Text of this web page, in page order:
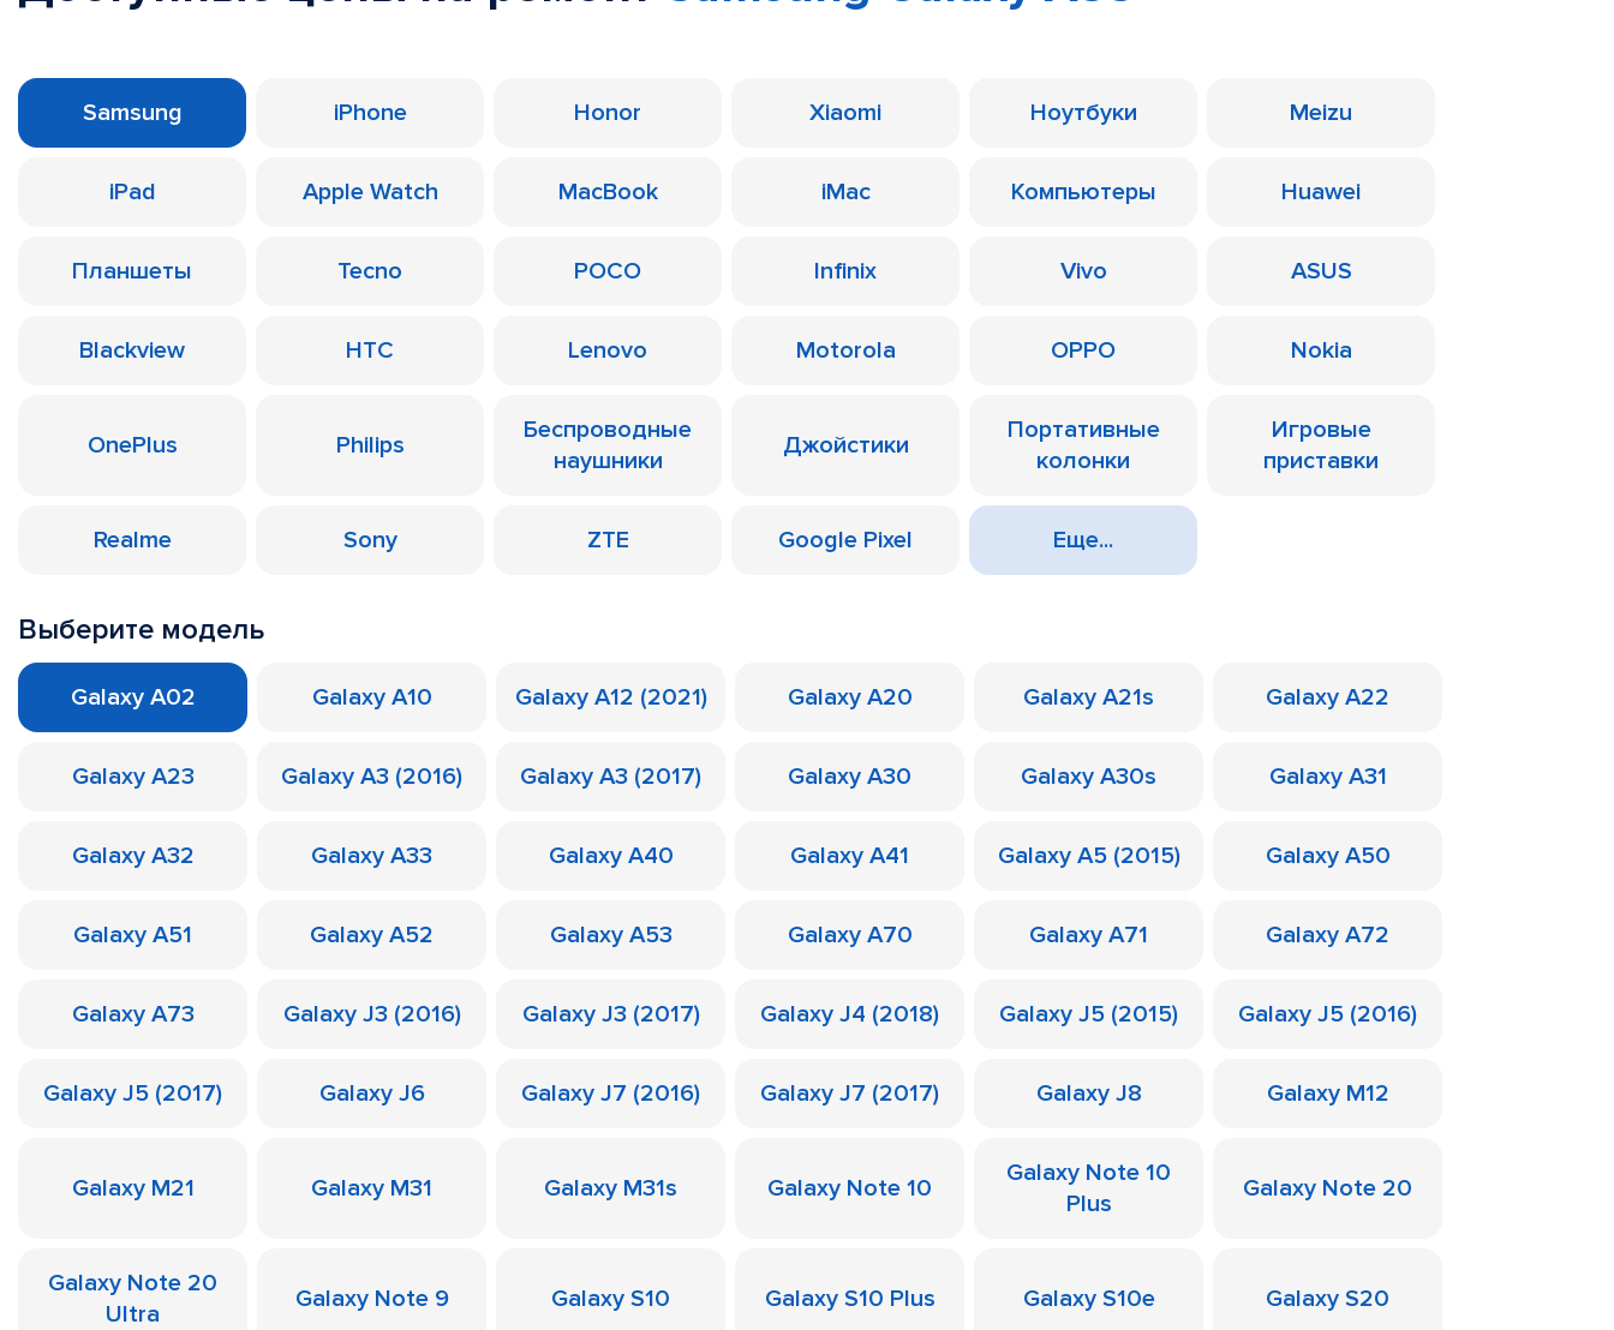
Samsung iPhone Honor Xiaomi Ноутбуки Meizu
iPad Apple Watch MacBook iMac Компьютеры Huawei
Планшеты Tecno POCO Infinix Vivo ASUS
Blackview HTC Lenovo Motorola OPPO Nokia
OnePlus Philips
Беспроводные
наушники
Джойстики
Портативные
колонки
Игровые
приставки
Realme Sony ZTE Google Pixel Еще...
Выберите модель
Galaxy A02 Galaxy A10 Galaxy A12 (2021) Galaxy A20 Galaxy A21s Galaxy A22
Galaxy A23 Galaxy A3 (2016) Galaxy A3 (2017) Galaxy A30 Galaxy A30s Galaxy A31
Galaxy A32 Galaxy A33 Galaxy A40 Galaxy A41 Galaxy A5 (2015) Galaxy A50
Galaxy A51 Galaxy A52 Galaxy A53 Galaxy A70 Galaxy A71 Galaxy A72
Galaxy A73 Galaxy J3 (2016) Galaxy J3 (2017) Galaxy J4 (2018) Galaxy J5 (2015) Galaxy J5 (2016)
Galaxy J5 (2017) Galaxy J6 Galaxy J7 (2016) Galaxy J7 (2017) Galaxy J8 Galaxy M12
Galaxy M21 Galaxy M31 Galaxy M31s Galaxy Note 10
Galaxy Note 10
Plus
Galaxy Note 20
Galaxy Note 20
Ultra
Galaxy Note 9 Galaxy S10 Galaxy S10 Plus Galaxy S10e Galaxy S20